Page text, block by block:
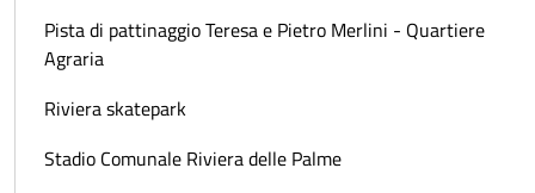
Pista di pattinaggio Teresa e Pietro Merlini - Quartiere
Agraria
Riviera skatepark
Stadio Comunale Riviera delle Palme